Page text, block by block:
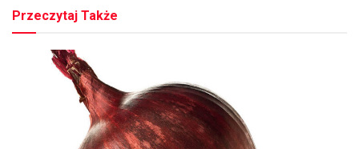
Przeczytaj Także